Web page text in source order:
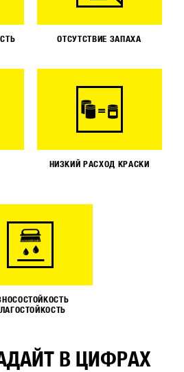
ОТСУТСТВИЕ ЗАПАХА
НИЗКИЙ РАСХОД КРАСКИ
В ЦИФРАХ